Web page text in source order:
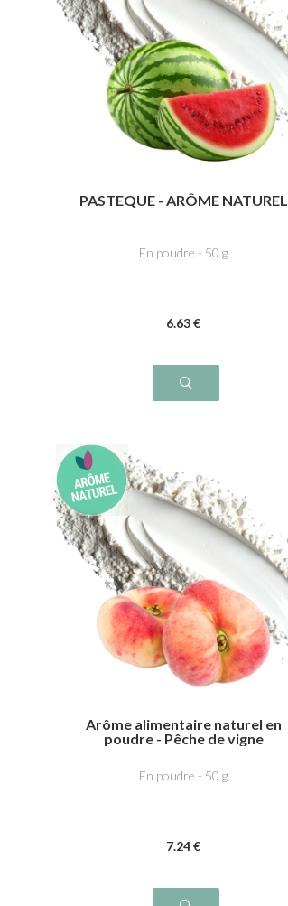
PASTEQUE - ARÔME NATUREL
En poudre - 50 g
6.63€
Arôme alimentaire naturel en
poudre - Pêche de vigne
En poudre - 50 g
7.24€